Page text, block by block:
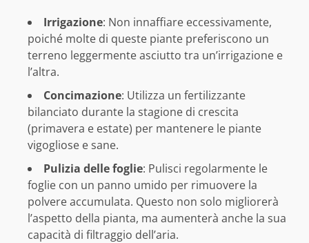
Irrigazione: Non innaffiare eccessivamente,
poiché molte di queste piante preferiscono un
terreno leggermente asciutto tra un’irrigazione e
l’altra.
Concimazione: Utilizza un fertilizzante
bilanciato durante la stagione di crescita
(primavera e estate) per mantenere le piante
vigogliose e sane.
Pulizia delle foglie: Pulisci regolarmente le
foglie con un panno umido per rimuovere la
polvere accumulata. Questo non solo migliorerà
l’aspetto della pianta, ma aumenterà anche la sua
capacità di filtraggio dell’aria.